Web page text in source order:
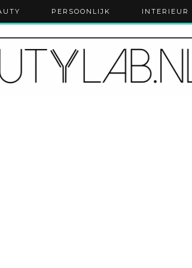
PERSOONLIJK INTERIEUR